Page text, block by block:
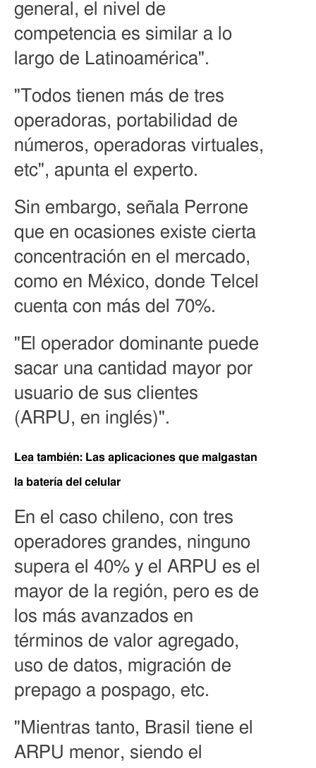
general, el nivel de
competencia es similar a lo
largo de Latinoamérica".
"Todos tienen más de tres
operadoras, portabilidad de
números, operadoras virtuales,
etc", apunta el experto.
Sin embargo, señala Perrone
que en ocasiones existe cierta
concentración en el mercado,
como en México, donde Telcel
cuenta con más del 70%.
"El operador dominante puede
sacar una cantidad mayor por
usuario de sus clientes
(ARPU, en inglés)".
Lea también: Las aplicaciones que malgastan
la batería del celular
En el caso chileno, con tres
operadores grandes, ninguno
supera el 40% y el ARPU es el
mayor de la región, pero es de
los más avanzados en
términos de valor agregado,
uso de datos, migración de
prepago a pospago, etc.
"Mientras tanto, Brasil tiene el
ARPU menor, siendo el